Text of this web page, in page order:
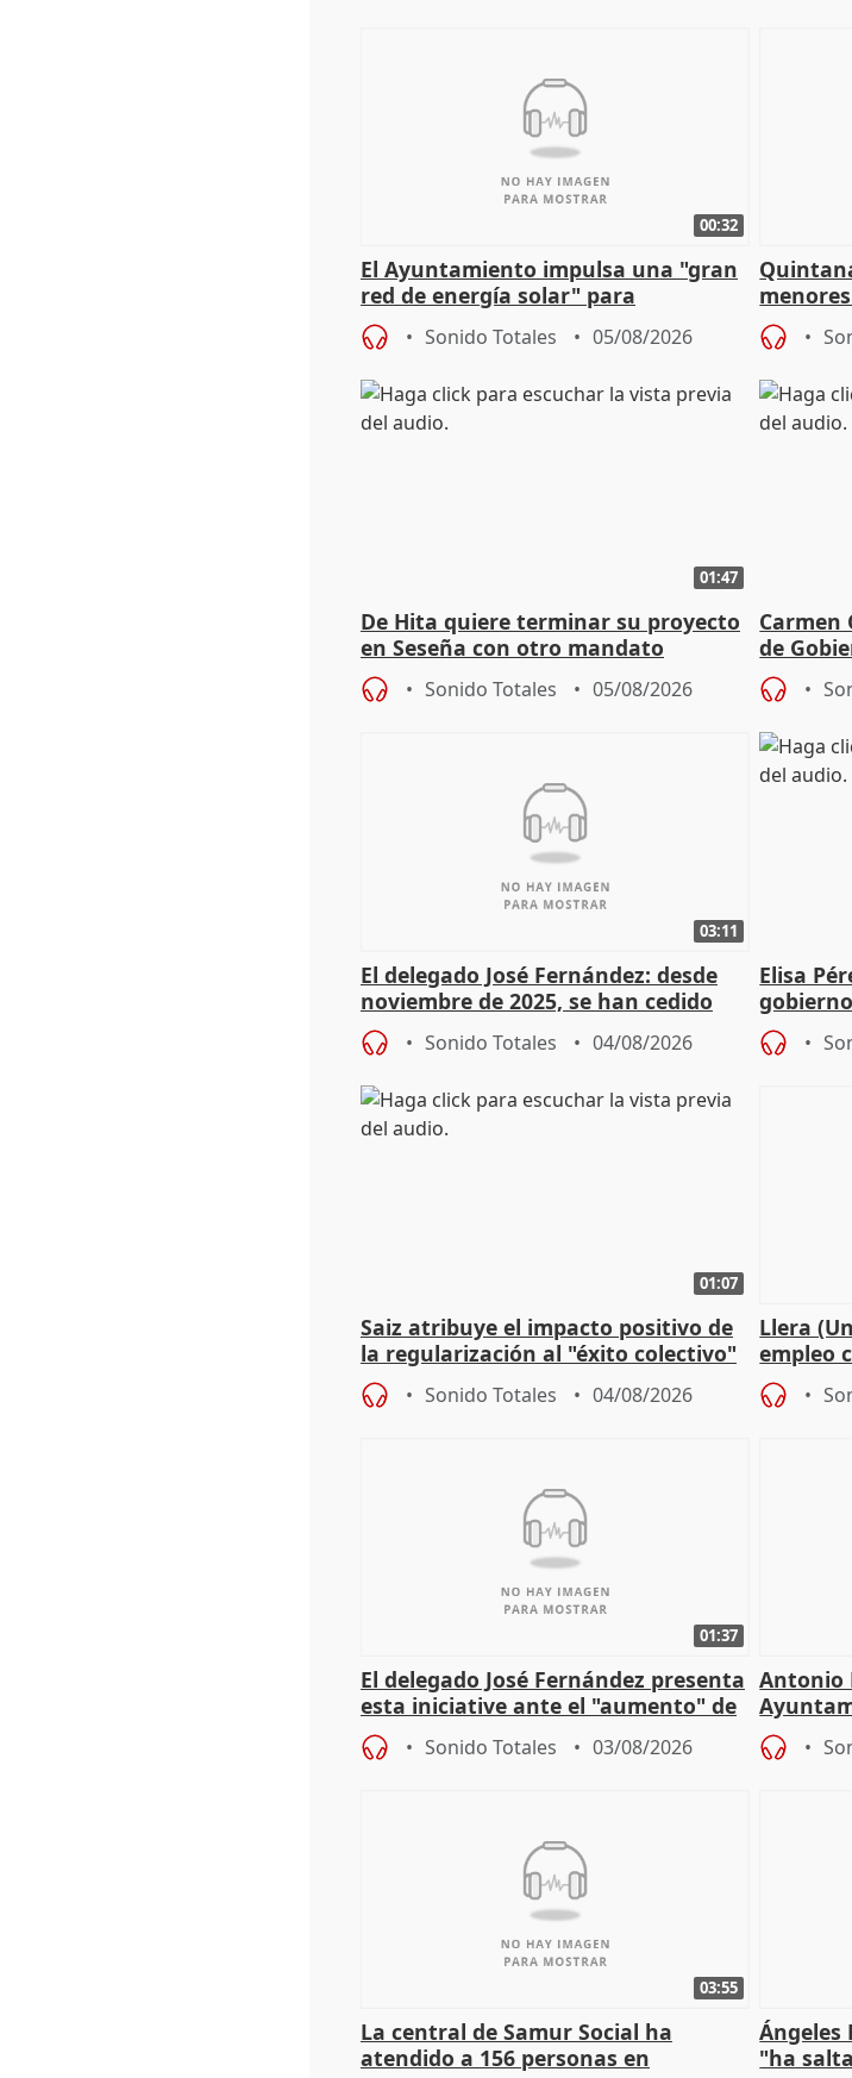
00:32
El Ayuntamiento impulsa una "gran
red de energía solar" para
autoconsumo
Sonido Totales 05/08/2026
01:47
De Hita quiere terminar su proyecto
en Seseña con otro mandato
Sonido Totales 05/08/2026
Carmen
de
de Pérez
03:11
El delegado José Fernández: desde
noviembre de 2025, se han cedido
9.810 ayudas por nacimiento
Sonido Totales 04/08/2026
Elisa
de
01:07
Saiz atribuye el impacto positivo de
la regularización al "éxito colectivo"
del Gobierno
Sonido Totales 04/08/2026
Llera
empleo
01:37
El delegado José Fernández presenta
esta iniciative ante el "aumento" de
personas sin hogar en Madri
Sonido Totales 03/08/2026
Antonio
Jiménez
03:55
La central de Samur Social ha
atendido a 156 personas en
Ángeles
"ha